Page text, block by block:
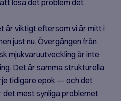
lösa det problem det
är viktigt eftersom vi är mitt i
just nu. Övergången från
mjukvaruutveckling är inte
Det är samma strukturella
tidigare epok — och det
det mest synliga problemet